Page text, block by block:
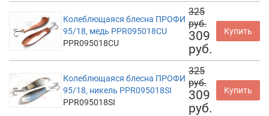
Колеблющаяся блесна ПРОФИ
95/18, медь PPR095018CU
PPR095018CU
325
руб.
309
руб.
Купить
Колеблющаяся блесна ПРОФИ
95/18, никель PPR095018SI
PPR095018SI
325
руб.
309
руб.
Купить